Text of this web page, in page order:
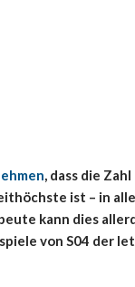
, dass die
ist – in
kann dies
von S04 der